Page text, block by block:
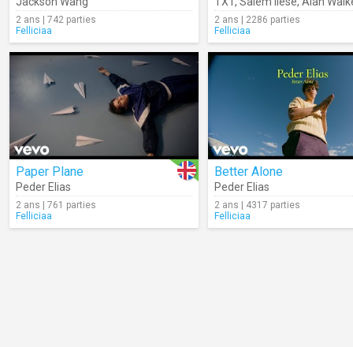
2 ans | 742 parties
Felliciaa
2 ans | 2286 parties
Felliciaa
Paper Plane
Peder Elias
2 ans | 761 parties
Felliciaa
Better Alone
Peder Elias
2 ans | 4317 parties
Felliciaa